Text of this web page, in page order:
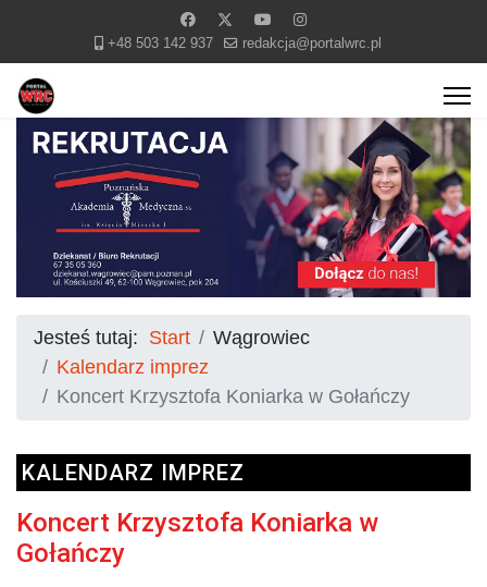
+48 503 142 937 redakcja@portalwrc.pl
Jesteś tutaj: Start
Wągrowiec
Kalendarz imprez
Koncert Krzysztofa Koniarka w Gołańczy
KALENDARZ IMPREZ
Koncert Krzysztofa Koniarka w
Gołańczy